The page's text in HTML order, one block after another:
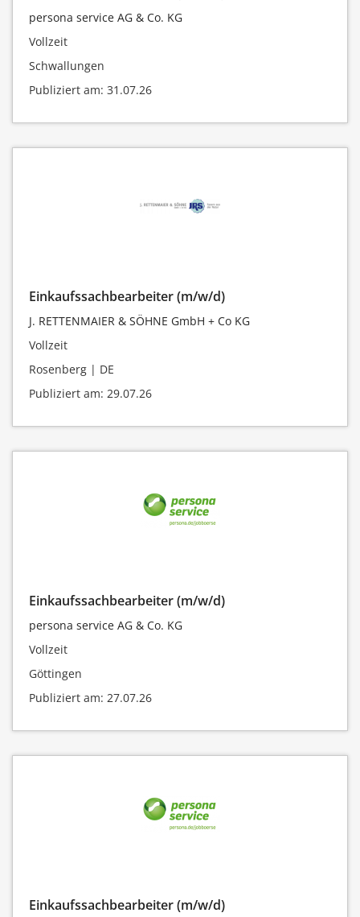
persona service AG & Co. KG
Vollzeit
Schwallungen
Publiziert am: 31.07.26
Einkaufssachbearbeiter (m/w/d)
J. RETTENMAIER & SÖHNE GmbH + Co KG
Vollzeit
Rosenberg | DE
Publiziert am: 29.07.26
Einkaufssachbearbeiter (m/w/d)
persona service AG & Co. KG
Vollzeit
Göttingen
Publiziert am: 27.07.26
Einkaufssachbearbeiter (m/w/d)